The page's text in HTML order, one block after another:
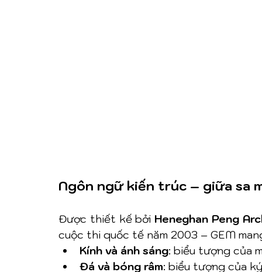
Ngôn ngữ kiến trúc – giữa sa
Được thiết kế bởi Heneghan Peng
cuộc thi quốc tế năm 2003 – GEM
Kính và ánh sáng: biểu tượng của
Đá và bóng râm: biểu tượng của